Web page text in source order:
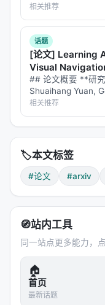
显示 1000 米。这
温度接近 4℃。在
相关推荐
话题
[论文] Learning
Visual
## 论文概要 **研
Shuaihang Yuan,
Anthony Tzes, Yi ...
相关推荐
🏷️本文标签
#论文 #arxiv
🧭站内工具
同一站点更多能力，
🏠
首页
最新话题